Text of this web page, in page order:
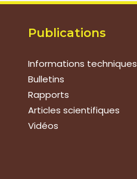
Publications
Informations techniques
Bulletins
Rapports
Articles scientifiques
Vidéos